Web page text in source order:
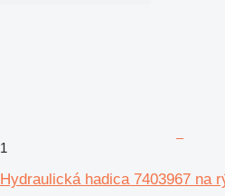
1
Hydraulická hadica 7403967 na